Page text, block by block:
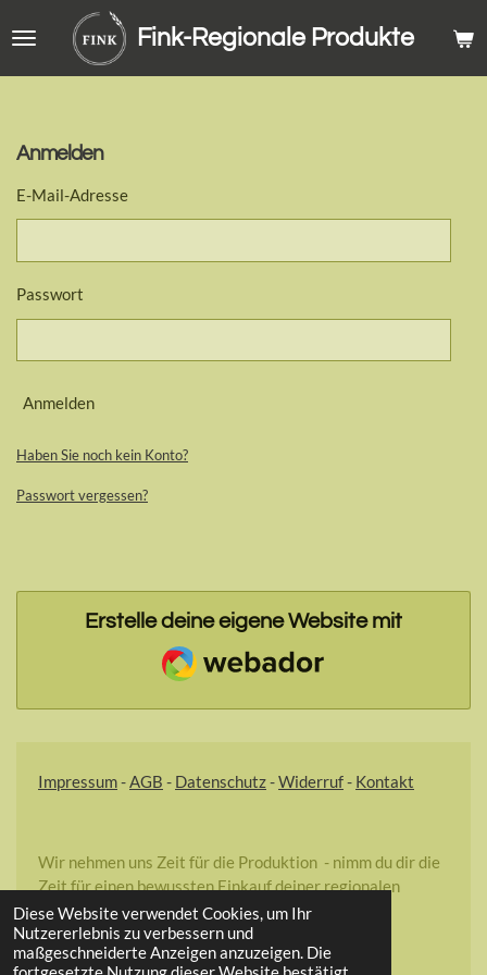
Diese Website verwendet Cookies, um Ihr
Nutzererlebnis zu verbessern und
maßgeschneiderte Anzeigen anzuzeigen. Die
Hauptinhalt
Fink-Regionale Produkte
Anmelden
E-Mail-Adresse
Passwort
Anmelden
Haben Sie noch kein Konto?
Passwort vergessen?
Erstelle deine eigene Website mit
Webador
Impressum-AGB - Datenschutz-Widerruf- Kontakt
Wir nehmen uns Zeit für die Produktion - nimm du dir die
Zeit für einen bewussten Einkauf deiner regionalen
Lebensmittel!